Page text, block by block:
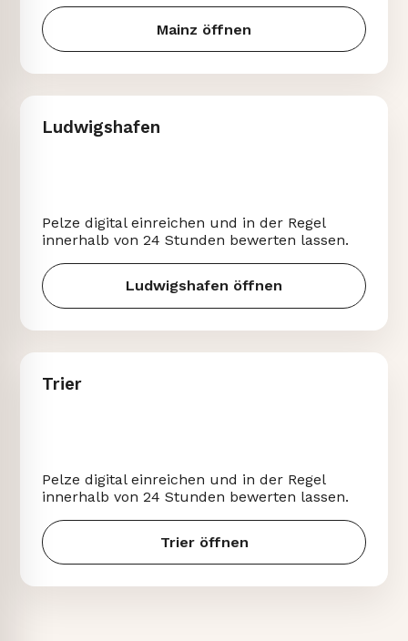
Mainz öffnen
Ludwigshafen
Pelze digital einreichen und in der Regel
innerhalb von 24 Stunden bewerten lassen.
Ludwigshafen öffnen
Trier
Pelze digital einreichen und in der Regel
innerhalb von 24 Stunden bewerten lassen.
Trier öffnen